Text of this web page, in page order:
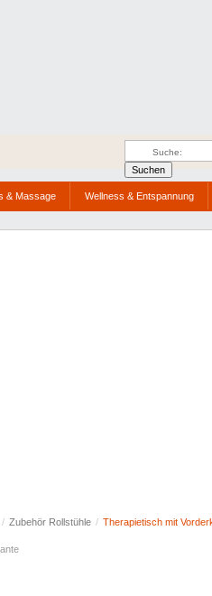
& Massage Wellness & Entspannung
/ Zubehör Rollstühle / Therapietisch mit